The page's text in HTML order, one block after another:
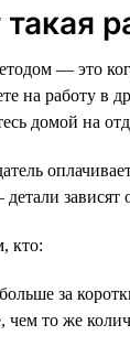
— это
на работу в
домой на
зависят
кто:
за
чем то же